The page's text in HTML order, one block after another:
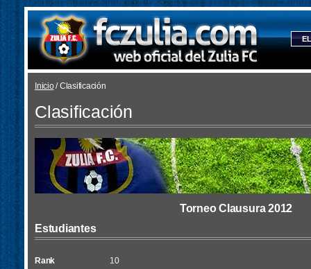
Inicio/ Clasificación
Clasificación
Torneo Clausura 2012
Estudiantes
Rank
10